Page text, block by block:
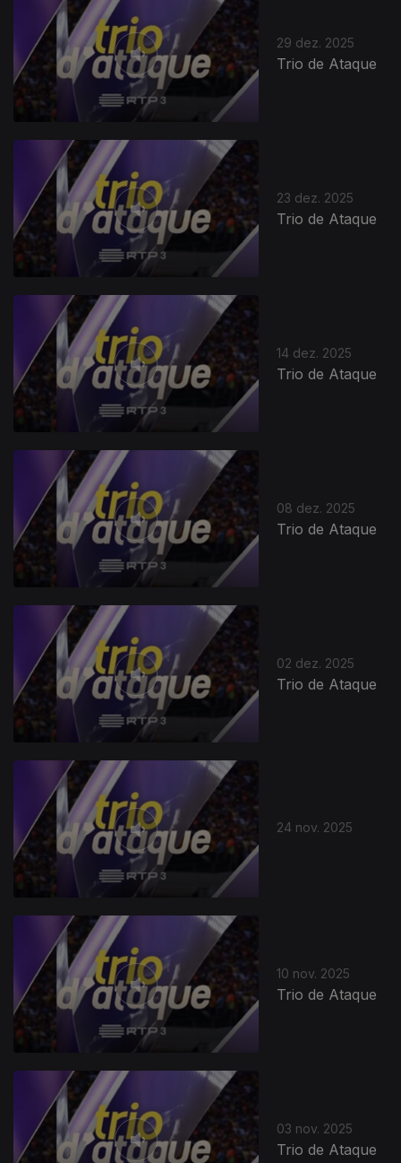
29 dez. 2025
Trio de Ataque
23 dez. 2025
Trio de Ataque
14 dez. 2025
Trio de Ataque
08 dez. 2025
Trio de Ataque
02 dez. 2025
Trio de Ataque
24 nov. 2025
10 nov. 2025
Trio de Ataque
03 nov. 2025
Trio de Ataque